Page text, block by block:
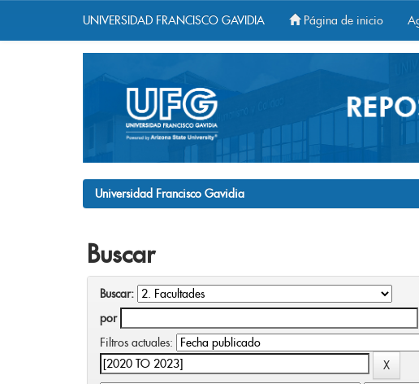
UNIVERSIDAD FRANCISCO GAVIDIA Página de inicio
Universidad Francisco Gavidia
Buscar
Buscar:
por
Filtros actuales: